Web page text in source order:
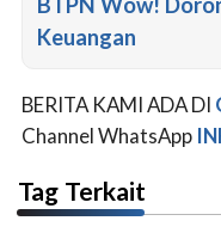
Keuangan
BERITA KAMI ADA DI
Channel WhatsApp
Tag Terkait